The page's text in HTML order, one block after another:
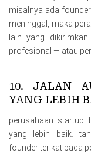
misalnya ada
meninggal, maka
lain yang
profesional — atau
10. JALAN
YANG LEBIH
perusahaan startup
yang lebih baik.
founder terikat pada